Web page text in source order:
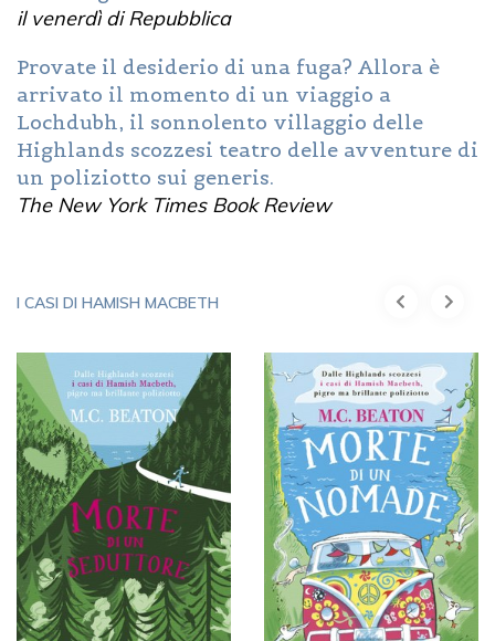
il venerdì di Repubblica
Provate il desiderio di una fuga? Allora è
arrivato il momento di un viaggio a
Lochdubh, il sonnolento villaggio delle
Highlands scozzesi teatro delle avventure di
un poliziotto sui generis.
The New York Times Book Review
I CASI DI HAMISH MACBETH